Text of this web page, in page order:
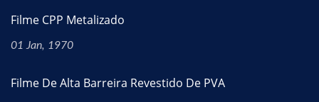
Filme CPP Metalizado
01 Jan, 1970
Filme De Alta Barreira Revestido De PVA